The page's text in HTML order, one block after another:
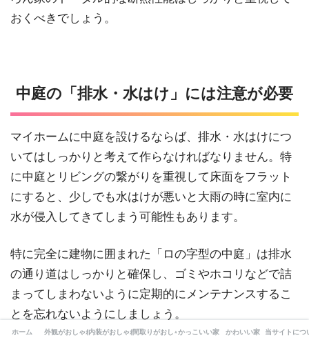
おくべきでしょう。
中庭の「排水・水はけ」には注意が必要
マイホームに中庭を設けるならば、排水・水はけにつ
いてはしっかりと考えて作らなければなりません。特
に中庭とリビングの繋がりを重視して床面をフラット
にすると、少しでも水はけが悪いと大雨の時に室内に
水が侵入してきてしまう可能性もあります。
特に完全に建物に囲まれた「ロの字型の中庭」は排水
の通り道はしっかりと確保し、ゴミやホコリなどで詰
まってしまわないように定期的にメンテナンスするこ
とを忘れないようにしましょう。
ホーム 外観がおしゃれな家内装がおしゃれな家間取りがおしゃれな家
かっこいい家 かわいい家 当サイトにつ